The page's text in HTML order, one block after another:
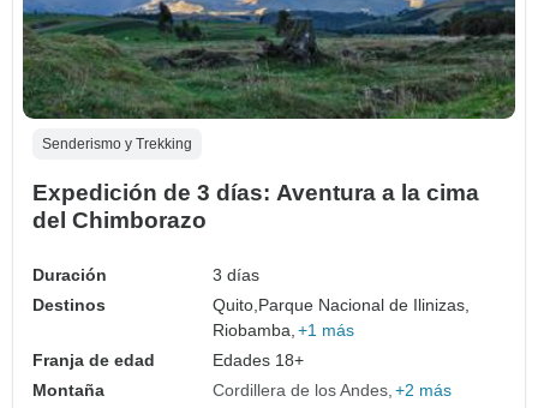
Senderismo y Trekking
Expedición de 3 días: Aventura a la cima
del Chimborazo
Duración
3 días
Destinos
Quito, Parque Nacional de Ilinizas,
Riobamba, +1 más
Franja de edad
Edades 18+
Montaña
Cordillera de los Andes +2 más